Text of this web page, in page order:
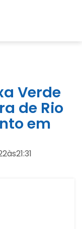
Verde
de Rio
em
às21:31